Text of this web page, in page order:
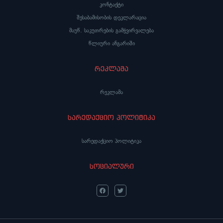
კონტაქტი
შესაბამისობის დეკლარაცია
მაუწ. საკუთრების გამჭვირვალება
წლიური ანგარიში
რეკლამა
რეკლამა
სარედაქციო პოლიტიკა
სარედაქციო პოლიტიკა
სოციალური